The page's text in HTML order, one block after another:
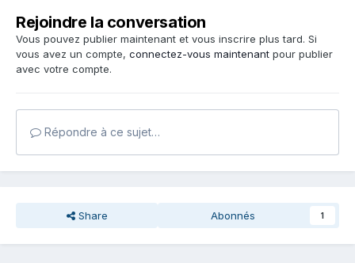
Rejoindre la conversation
Vous pouvez publier maintenant et vous inscrire plus tard. Si
vous avez un compte, connectez-vous maintenant pour publier
avec votre compte.
Répondre à ce sujet…
Share Abonnés 1